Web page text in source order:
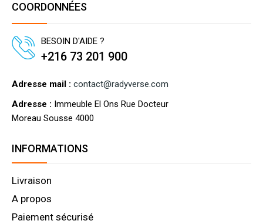
COORDONNÉES
BESOIN D'AIDE ?
+216 73 201 900
Adresse mail : contact@radyverse.com
Adresse : Immeuble El Ons Rue Docteur
Moreau Sousse 4000
INFORMATIONS
Livraison
A propos
Paiement sécurisé